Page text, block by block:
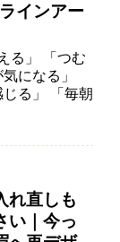
インアー
る」 「つむ
になる」
じる」 「毎朝
れ直しも
い｜今っ